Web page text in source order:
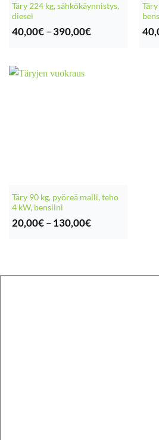
Täry 224 kg, sähkökäynnistys,
diesel
40,00€ – 390,00€Hintaluokka:
Täry 90 kg, pyöreä malli, teho
4 kW, bensiini
20,00€ – 130,00€Hintaluokka: